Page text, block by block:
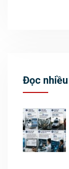
Đọc nhiều